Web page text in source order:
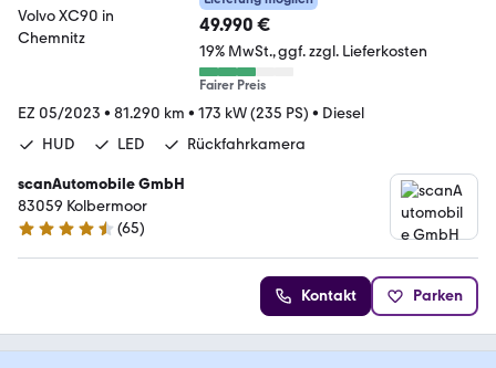
49.990 €
19% MwSt. ggf. zzgl. Lieferkosten
Fairer Preis
EZ 05/2023 • 81.290 km • 173 kW (235 PS) • Diesel
HUD
LED Rückfahrkamera
scanAutomobile GmbH
83059 Kolbermoor
4.7 Sterne
(65)
Kontakt Parken